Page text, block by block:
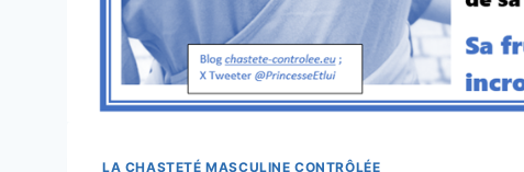
LA CHASTETÉ MASCULINE CONTRÔLÉE